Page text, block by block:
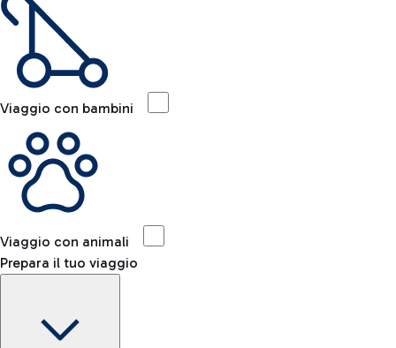
Viaggio con bambini
Viaggio con animali
Prepara il tuo viaggio